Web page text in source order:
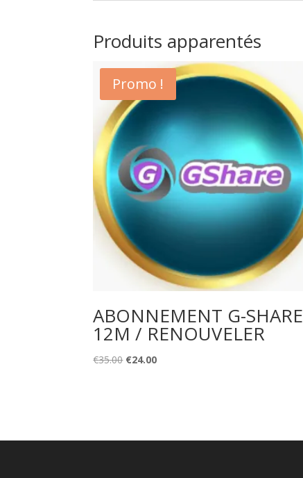
Produits apparentés
Promo !
ABONNEMENT G-SHARE
12M / RENOUVELER
€35.00 Original
€24.00Current